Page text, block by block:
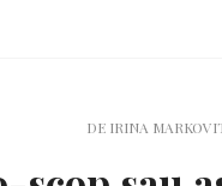
DE IRINA